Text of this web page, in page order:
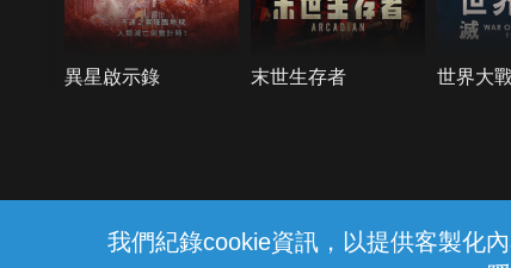
我們紀錄cookie資訊，以提供客製化
異星啟示錄 末世生存者 世界大